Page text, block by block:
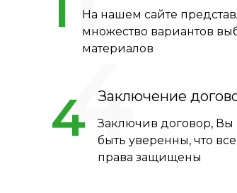
На нашем сайте
множество вариантов
материалов
4
4 Заключение
Заключив договор, Вы
быть уверенны, что
права защищены